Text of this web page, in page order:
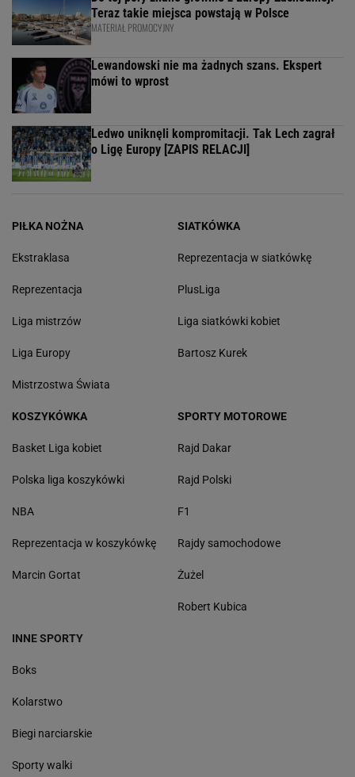
Teraz takie miejsca powstają w Polsce
MATERIAŁ PROMOCYJNY
Lewandowski nie ma żadnych szans. Ekspert
mówi to wprost
Ledwo uniknęli kompromitacji. Tak Lech zagrał
o Ligę Europy [ZAPIS RELACJI]
PIŁKA NOŻNA
Ekstraklasa
Reprezentacja
Liga mistrzów
Liga Europy
Mistrzostwa Świata
SIATKÓWKA
Reprezentacja w siatkówkę
PlusLiga
Liga siatkówki kobiet
Bartosz Kurek
KOSZYKÓWKA
Basket Liga kobiet
Polska liga koszykówki
NBA
Reprezentacja w koszykówkę
Marcin Gortat
SPORTY MOTOROWE
Rajd Dakar
Rajd Polski
F1
Rajdy samochodowe
Żużel
Robert Kubica
INNE SPORTY
Boks
Kolarstwo
Biegi narciarskie
Sporty walki